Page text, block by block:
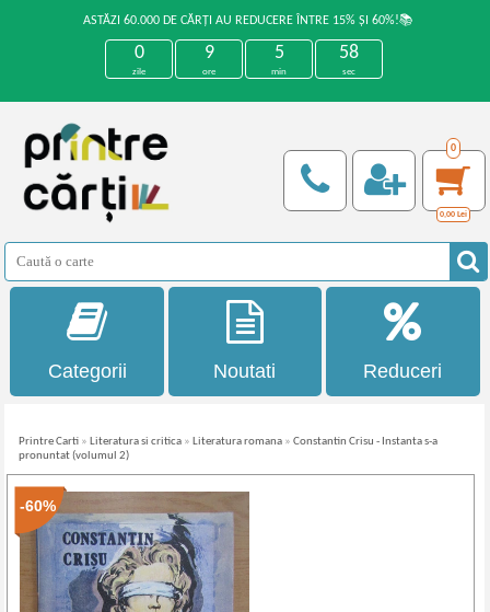
ASTĂZI 60.000 DE CĂRȚI AU REDUCERE ÎNTRE 15% ȘI 60%!📚
0
zile
9
ore
5
min
58
sec
0
0,00 Lei
Categorii Noutati Reduceri
Printre Carti » Literatura si critica » Literatura romana »Constantin Crisu - Instanta s-a
pronuntat (volumul 2)
-60%